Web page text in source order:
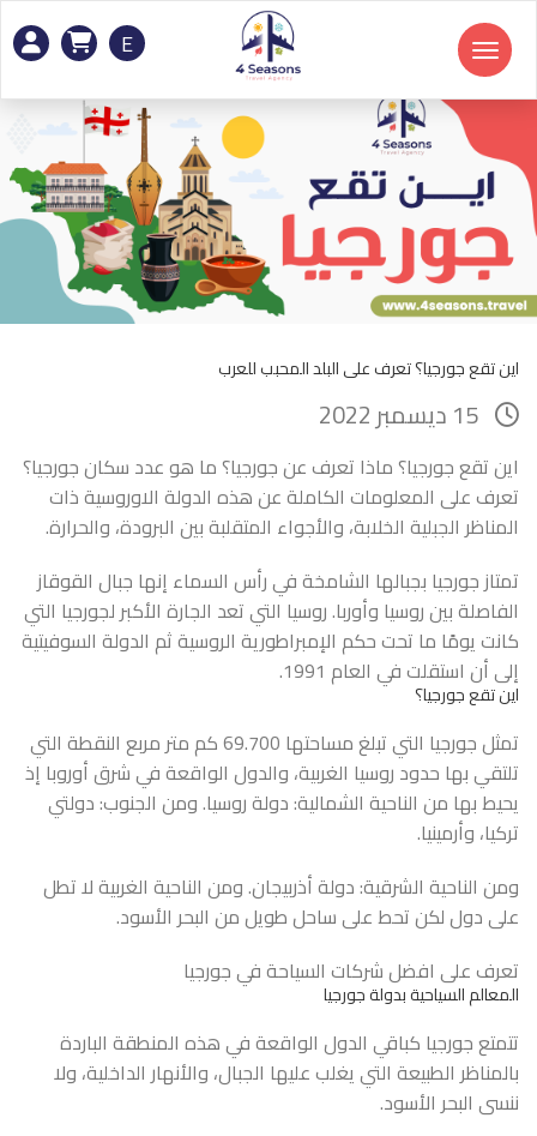
E Toggle navigation
اين تقع جورجيا؟ تعرف على البلد المحبب للعرب
اين تقع جورجيا؟ ماذا تعرف عن جورجيا؟ ما هو عدد سكان جورجيا؟
تعرف على المعلومات الكاملة عن هذه الدولة الاوروسية ذات
المناظر الجبلية الخلابة، والأجواء المتقلبة بين البرودة، والحرارة.
تمتاز جورجيا بجبالها الشامخة في رأس السماء إنها جبال القوقاز
الفاصلة بين روسيا وأوربا. روسيا التي تعد الجارة الأكبر لجورجيا التي
كانت يومًا ما تحت حكم الإمبراطورية الروسية ثم الدولة السوفيتية
إلى أن استقلت في العام 1991.
اين تقع جورجيا؟
تمثل جورجيا التي تبلغ مساحتها 69.700 كم متر مربع النقطة التي
تلتقي بها حدود روسيا الغربية، والدول الواقعة في شرق أوروبا إذ
يحيط بها من الناحية الشمالية: دولة روسيا. ومن الجنوب: دولتي
تركيا، وأرمينيا.
ومن الناحية الشرقية: دولة أذربيجان. ومن الناحية الغربية لا تطل
على دول لكن تحط على ساحل طويل من البحر الأسود.
تعرف على افضل شركات السياحة في جورجيا
المعالم السياحية بدولة جورجيا
تتمتع جورجيا كباقي الدول الواقعة في هذه المنطقة الباردة
بالمناظر الطبيعة التي يغلب عليها الجبال، والأنهار الداخلية، ولا
ننسى البحر الأسود.